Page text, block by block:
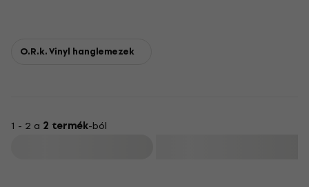
O.R.k. Vinyl hanglemezek
1 - 2 a 2 termék-ból